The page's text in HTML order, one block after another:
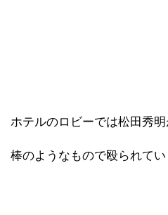
ホテルのロビーでは松田秀
棒のようなもので殴られてい